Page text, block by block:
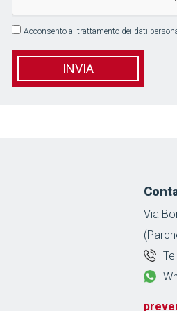
* Acconsento al trattamento dei dati
Via
Tel.